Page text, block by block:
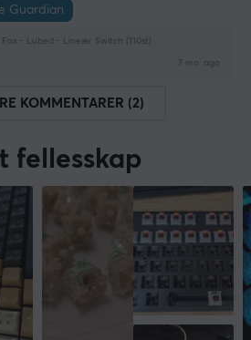
Guardian
- Lubed - Lineær Switch (110st)
7 mo. ago
KOMMENTARER (2)
fellesskap